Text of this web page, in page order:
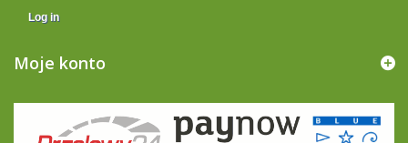
Log in
Moje konto